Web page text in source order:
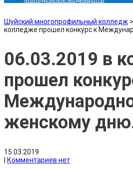
Шуйский многопрофильный колледж >
колледже прошел конкурс к
06.03.2019 в
прошел
женскому
15.03.2019
Комментариев нет